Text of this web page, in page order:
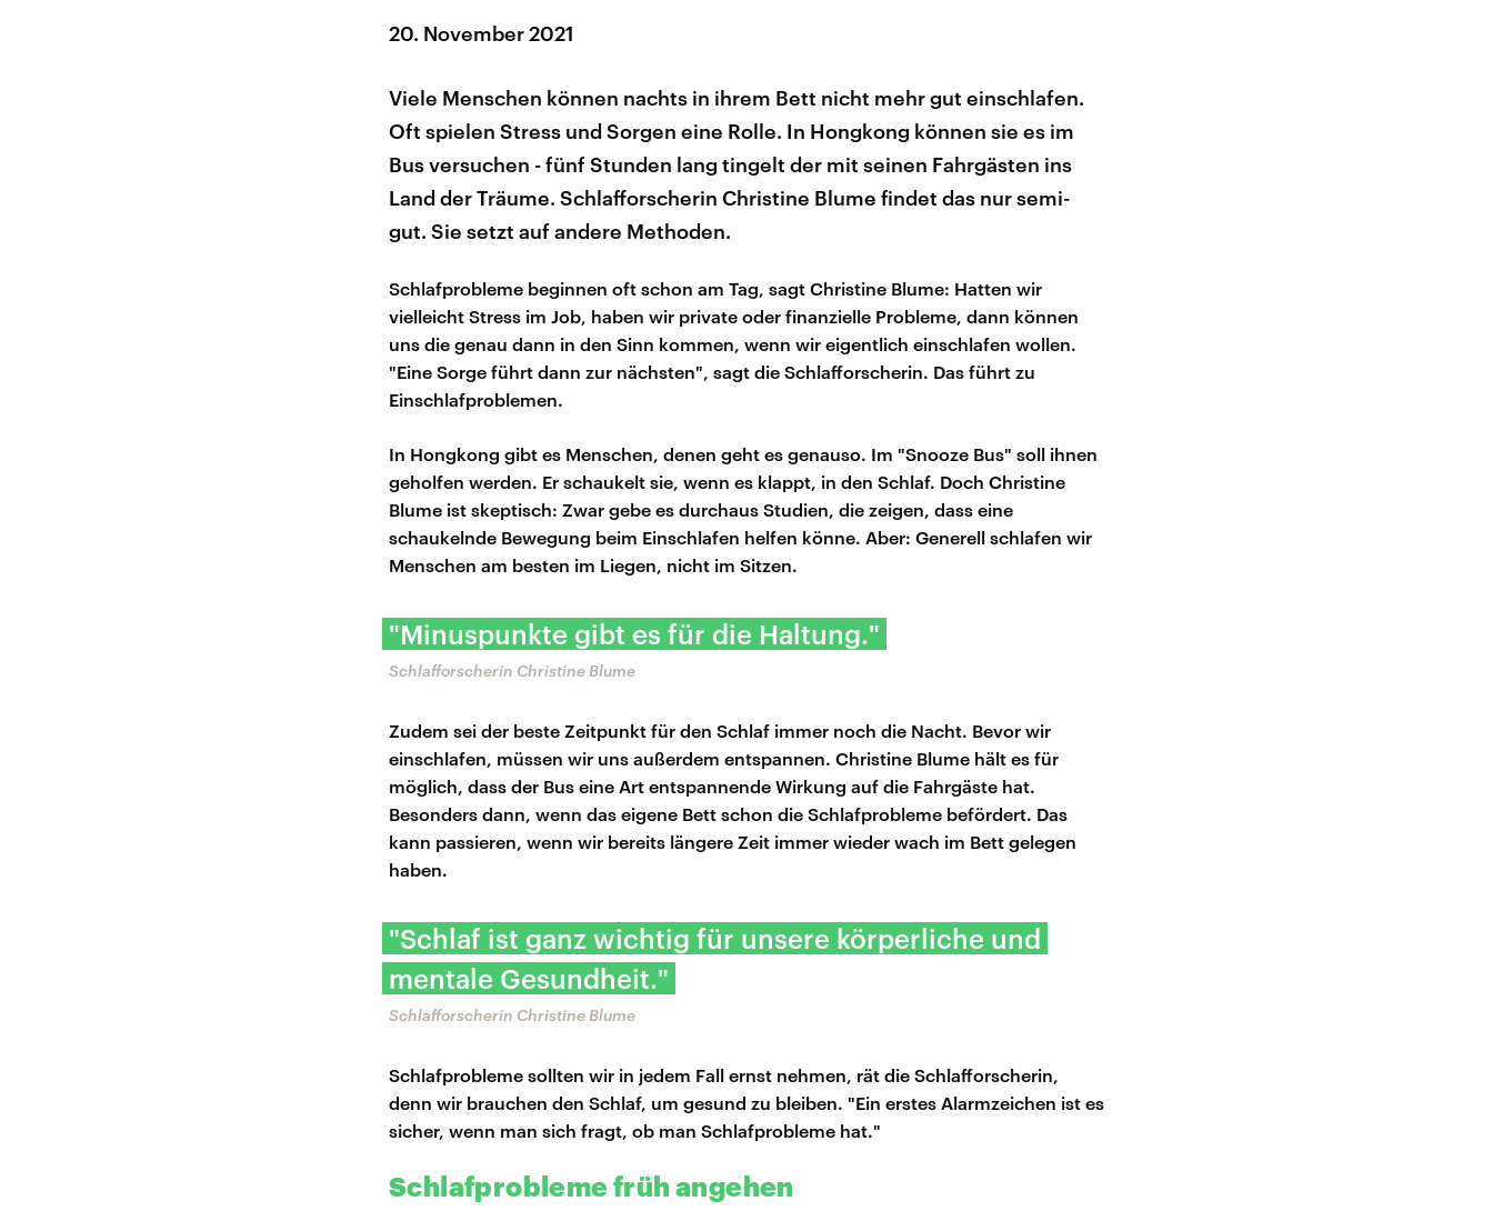
20. November 2021
Viele Menschen können nachts in ihrem Bett nicht mehr gut einschlafen.
Oft spielen Stress und Sorgen eine Rolle. In Hongkong können sie es im
Bus versuchen - fünf Stunden lang tingelt der mit seinen Fahrgästen ins
Land der Träume. Schlafforscherin Christine Blume findet das nur semi-
gut. Sie setzt auf andere Methoden.
Schlafprobleme beginnen oft schon am Tag, sagt Christine Blume: Hatten wir
vielleicht Stress im Job, haben wir private oder finanzielle Probleme, dann können
uns die genau dann in den Sinn kommen, wenn wir eigentlich einschlafen wollen.
"Eine Sorge führt dann zur nächsten", sagt die Schlafforscherin. Das führt zu
Einschlafproblemen.
In Hongkong gibt es Menschen, denen geht es genauso. Im "Snooze Bus" soll ihnen
geholfen werden. Er schaukelt sie, wenn es klappt, in den Schlaf. Doch Christine
Blume ist skeptisch: Zwar gebe es durchaus Studien, die zeigen, dass eine
schaukelnde Bewegung beim Einschlafen helfen könne. Aber: Generell schlafen wir
Menschen am besten im Liegen, nicht im Sitzen.
"Minuspunkte gibt es für die Haltung."
Schlafforscherin Christine Blume
Zudem sei der beste Zeitpunkt für den Schlaf immer noch die Nacht. Bevor wir
einschlafen, müssen wir uns außerdem entspannen. Christine Blume hält es für
möglich, dass der Bus eine Art entspannende Wirkung auf die Fahrgäste hat.
Besonders dann, wenn das eigene Bett schon die Schlafprobleme befördert. Das
kann passieren, wenn wir bereits längere Zeit immer wieder wach im Bett gelegen
haben.
"Schlaf ist ganz wichtig für unsere körperliche und
mentale Gesundheit."
Schlafforscherin Christine Blume
Schlafprobleme sollten wir in jedem Fall ernst nehmen, rät die Schlafforscherin,
denn wir brauchen den Schlaf, um gesund zu bleiben. "Ein erstes Alarmzeichen ist es
sicher, wenn man sich fragt, ob man Schlafprobleme hat."
Schlafprobleme früh angehen